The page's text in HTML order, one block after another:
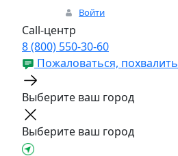
Войти
Call-центр
8 (800) 550-30-60
Пожаловаться, похвалить
Выберите ваш город
Выберите ваш город